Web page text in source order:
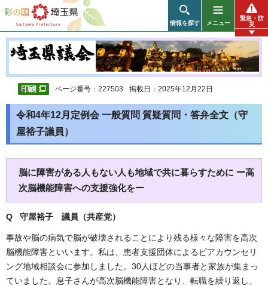
彩の国 埼玉県
情報を探す メニュー
緊急・防
災
ページ番号：227503 掲載日：2025年12月22日
令和4年12月定例会 一般質問 質疑質問・答弁全文（守
屋裕子議員）
脳に障害がある人もない人も地域で共に暮らすために ー高
次脳機能障害への支援強化をー
Q 守屋裕子 議員（共産党）
事故や脳の病気で脳が破壊されることにより残る様々な障害を高次
脳機能障害といいます。私は、患者支援団体によるピアカウンセリ
ング地域相談会に参加しました。30人ほどの当事者と家族が集まっ
ていました。息子さんが高次脳機能障害となり、転職を繰り返し、